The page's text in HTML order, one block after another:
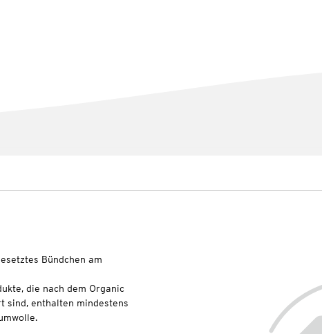
Bündchen am
die nach dem Organic
sind, enthalten mindestens